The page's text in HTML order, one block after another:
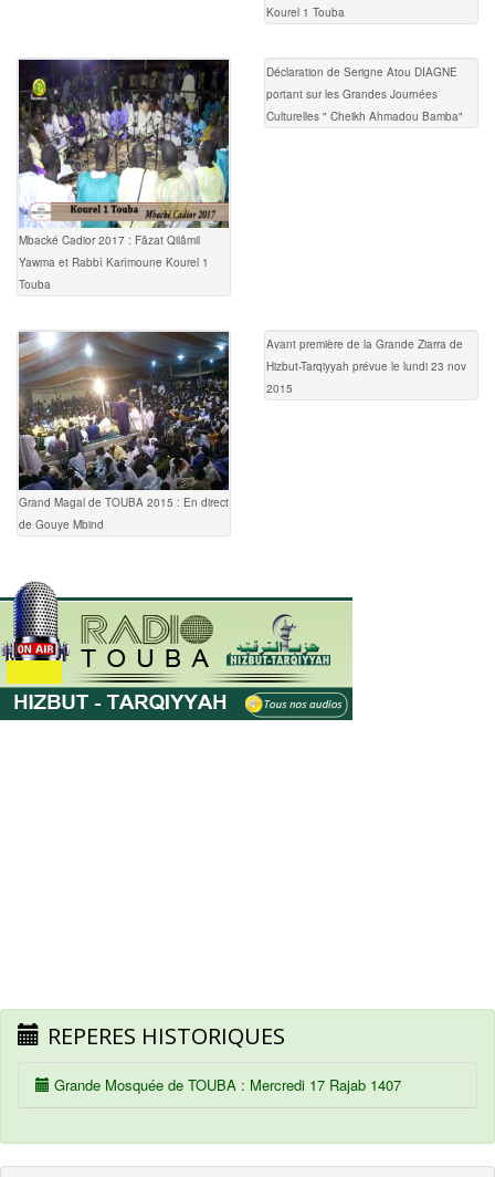
Kourel 1 Touba
Mbacké Cadior 2017 : Fâzat Qilâmil
Yawma et Rabbî Karîmoune Kourel 1
Touba
Déclaration de Serigne Atou DIAGNE
portant sur les Grandes Journées
Culturelles " Cheikh Ahmadou Bamba"
Grand Magal de TOUBA 2015 : En direct
de Gouye Mbind
Avant première de la Grande Ziarra de
Hizbut-Tarqiyyah prévue le lundi 23 nov
2015
REPERES HISTORIQUES
Grande Mosquée de TOUBA : Mercredi 17 Rajab 1407